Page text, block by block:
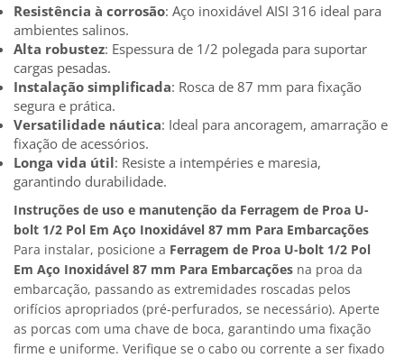
Resistência à corrosão: Aço inoxidável AISI 316 ideal para
ambientes salinos.
Alta robustez: Espessura de 1/2 polegada para suportar
cargas pesadas.
Instalação simplificada: Rosca de 87 mm para fixação
segura e prática.
Versatilidade náutica: Ideal para ancoragem, amarração e
fixação de acessórios.
Longa vida útil: Resiste a intempéries e maresia,
garantindo durabilidade.
Instruções de uso e manutenção da Ferragem de Proa U-
bolt 1/2 Pol Em Aço Inoxidável 87 mm Para Embarcações
Para instalar, posicione a Ferragem de Proa U-bolt 1/2 Pol
Em Aço Inoxidável 87 mm Para Embarcações na proa da
embarcação, passando as extremidades roscadas pelos
orifícios apropriados (pré-perfurados, se necessário). Aperte
as porcas com uma chave de boca, garantindo uma fixação
firme e uniforme. Verifique se o cabo ou corrente a ser fixado